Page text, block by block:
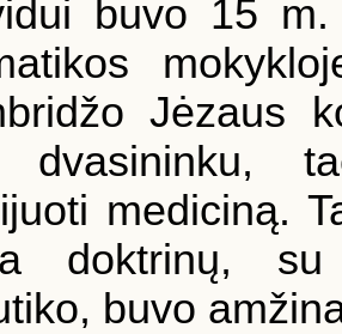
buvo 15
Jėzaus
dvasininku,
mediciną.
doktrinų,
buvo